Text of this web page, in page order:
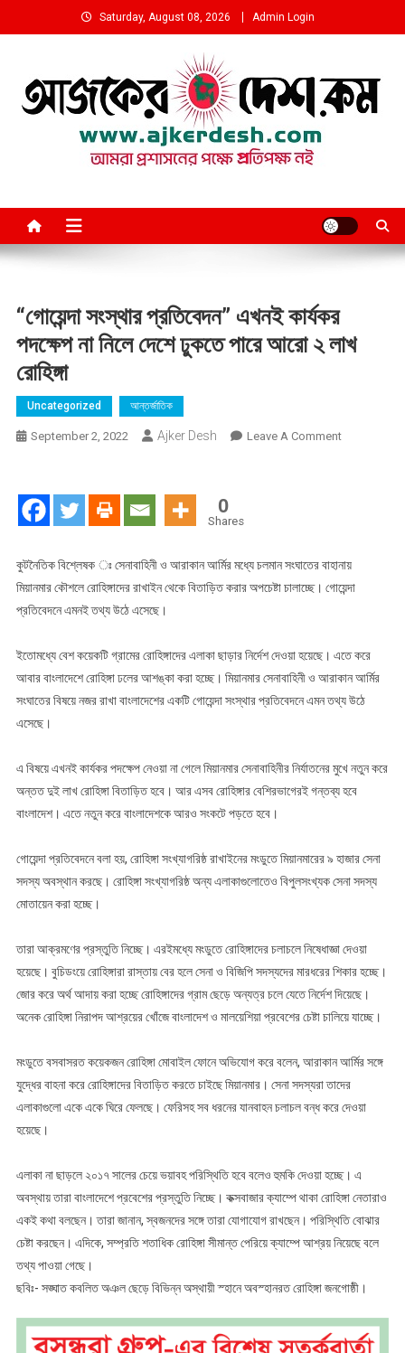
to
Saturday, August 08, 2026 Admin Login
“গোয়েন্দা সংস্থার প্রতিবেদন” এখনই কার্যকর
পদক্ষেপ না নিলে দেশে ঢুকতে পারে আরো ২ লাখ
রোহিঙ্গা
Uncategorized আন্তর্জাতিক
September 2, 2022 Ajker Desh Leave A CommentOn
পদক্ষেপ
পারে
আরো
২
0
Shares
কুটনৈতিক বিশ্লেষক ঃ সেনাবাহিনী ও আরাকান আর্মির মধ্যে চলমান সংঘাতের বাহানায়
মিয়ানমার কৌশলে রোহিঙ্গাদের রাখাইন থেকে বিতাড়িত করার অপচেষ্টা চালাচ্ছে। গোয়েন্দা
প্রতিবেদনে এমনই তথ্য উঠে এসেছে।
ইতোমধ্যে বেশ কয়েকটি গ্রামের রোহিঙ্গাদের এলাকা ছাড়ার নির্দেশ দেওয়া হয়েছে। এতে করে
আবার বাংলাদেশে রোহিঙ্গা ঢলের আশঙ্কা করা হচ্ছে। মিয়ানমার সেনাবাহিনী ও আরাকান আর্মির
সংঘাতের বিষয়ে নজর রাখা বাংলাদেশের একটি গোয়েন্দা সংস্থার প্রতিবেদনে এমন তথ্য উঠে
এসেছে।
এ বিষয়ে এখনই কার্যকর পদক্ষেপ নেওয়া না গেলে মিয়ানমার সেনাবাহিনীর নির্যাতনের মুখে নতুন করে
অন্তত দুই লাখ রোহিঙ্গা বিতাড়িত হবে। আর এসব রোহিঙ্গার বেশিরভাগেরই গন্তব্য হবে
বাংলাদেশ। এতে নতুন করে বাংলাদেশকে আরও সংকটে পড়তে হবে।
গোয়েন্দা প্রতিবেদনে বলা হয়, রোহিঙ্গা সংখ্যাগরিষ্ঠ রাখাইনের মংডুতে মিয়ানমারের ৯ হাজার সেনা
সদস্য অবস্থান করছে। রোহিঙ্গা সংখ্যাগরিষ্ঠ অন্য এলাকাগুলোতেও বিপুলসংখ্যক সেনা সদস্য
মোতায়েন করা হচ্ছে।
তারা আক্রমণের প্রস্তুতি নিচ্ছে। এরইমধ্যে মংডুতে রোহিঙ্গাদের চলাচলে নিষেধাজ্ঞা দেওয়া
হয়েছে। বুচিডংয়ে রোহিঙ্গারা রাস্তায় বের হলে সেনা ও বিজিপি সদস্যদের মারধরের শিকার হচ্ছে।
জোর করে অর্থ আদায় করা হচ্ছে রোহিঙ্গাদের গ্রাম ছেড়ে অন্যত্র চলে যেতে নির্দেশ দিয়েছে।
অনেক রোহিঙ্গা নিরাপদ আশ্রয়ের খোঁজে বাংলাদেশ ও মালয়েশিয়া প্রবেশের চেষ্টা চালিয়ে যাচ্ছে।
মংডুতে বসবাসরত কয়েকজন রোহিঙ্গা মোবাইল ফোনে অভিযোগ করে বলেন, আরাকান আর্মির সঙ্গে
যুদ্ধের বাহনা করে রোহিঙ্গাদের বিতাড়িত করতে চাইছে মিয়ানমার। সেনা সদস্যরা তাদের
এলাকাগুলো একে একে ঘিরে ফেলছে। ফেরিসহ সব ধরনের যানবাহন চলাচল বন্ধ করে দেওয়া
হয়েছে।
এলাকা না ছাড়লে ২০১৭ সালের চেয়ে ভয়াবহ পরিস্থিতি হবে বলেও হুমকি দেওয়া হচ্ছে। এ
অবস্থায় তারা বাংলাদেশে প্রবেশের প্রস্তুতি নিচ্ছে। কক্সবাজার ক্যাম্পে থাকা রোহিঙ্গা নেতারাও
একই কথা বলছেন। তারা জানান, স্বজনদের সঙ্গে তারা যোগাযোগ রাখছেন। পরিস্থিতি বোঝার
চেষ্টা করছেন। এদিকে, সম্প্রতি শতাধিক রোহিঙ্গা সীমান্ত পেরিয়ে ক্যাম্পে আশ্রয় নিয়েছে বলে
তথ্য পাওয়া গেছে।
ছবিঃ- সঙ্ঘাত কবলিত অঞল ছেড়ে বিভিন্ন অস্থায়ী স্হানে অবস্হানরত রোহিঙ্গা জনগোষ্ঠী।